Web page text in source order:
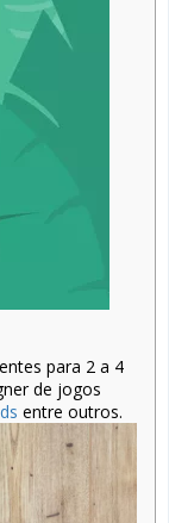
para 2 a 4
de jogos
entre outros.